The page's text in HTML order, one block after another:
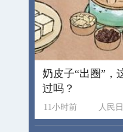
奶皮子“出圈”，
过吗？
11小时前 人民